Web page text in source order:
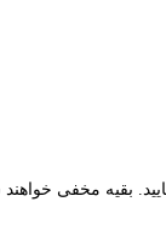
بقیه مخفی